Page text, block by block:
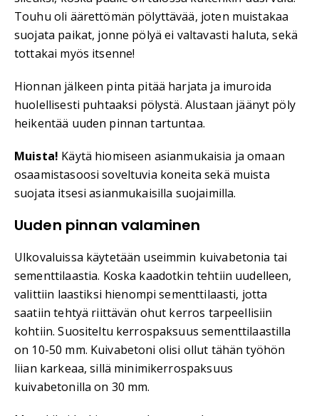
Touhu oli äärettömän pölyttävää, joten muistakaa
suojata paikat, jonne pölyä ei valtavasti haluta, sekä
tottakai myös itsenne!
Hionnan jälkeen pinta pitää harjata ja imuroida
huolellisesti puhtaaksi pölystä. Alustaan jäänyt pöly
heikentää uuden pinnan tartuntaa.
Muista! Käytä hiomiseen asianmukaisia ja omaan
osaamistasoosi soveltuvia koneita sekä muista
suojata itsesi asianmukaisilla suojaimilla.
Uuden pinnan valaminen
Ulkovaluissa käytetään useimmin kuivabetonia tai
sementtilaastia. Koska kaadotkin tehtiin uudelleen,
valittiin laastiksi hienompi sementtilaasti, jotta
saatiin tehtyä riittävän ohut kerros tarpeellisiin
kohtiin. Suositeltu kerrospaksuus sementtilaastilla
on 10-50 mm. Kuivabetoni olisi ollut tähän työhön
liian karkeaa, sillä minimikerrospaksuus
kuivabetonilla on 30 mm.